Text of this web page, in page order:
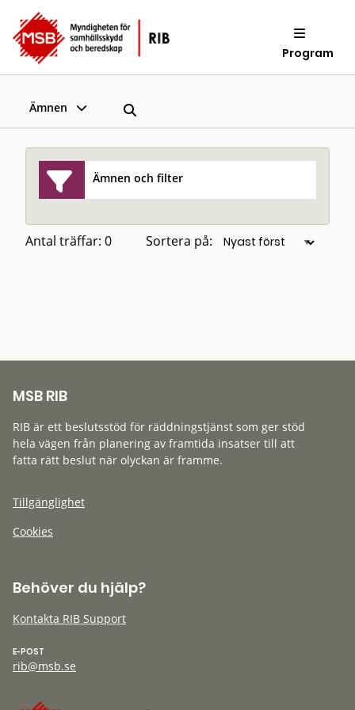
Program
Ämnen
Ämnen och filter
Antal träffar: 0 Sortera på:
MSB RIB
RIB är ett beslutsstöd för räddningstjänst som ger stöd
hela vägen från planering av framtida insatser till att
fatta rätt beslut när olyckan är framme.
Tillgänglighet
Cookies
Behöver du hjälp?
Kontakta RIB Support
E-POST
rib@msb.se